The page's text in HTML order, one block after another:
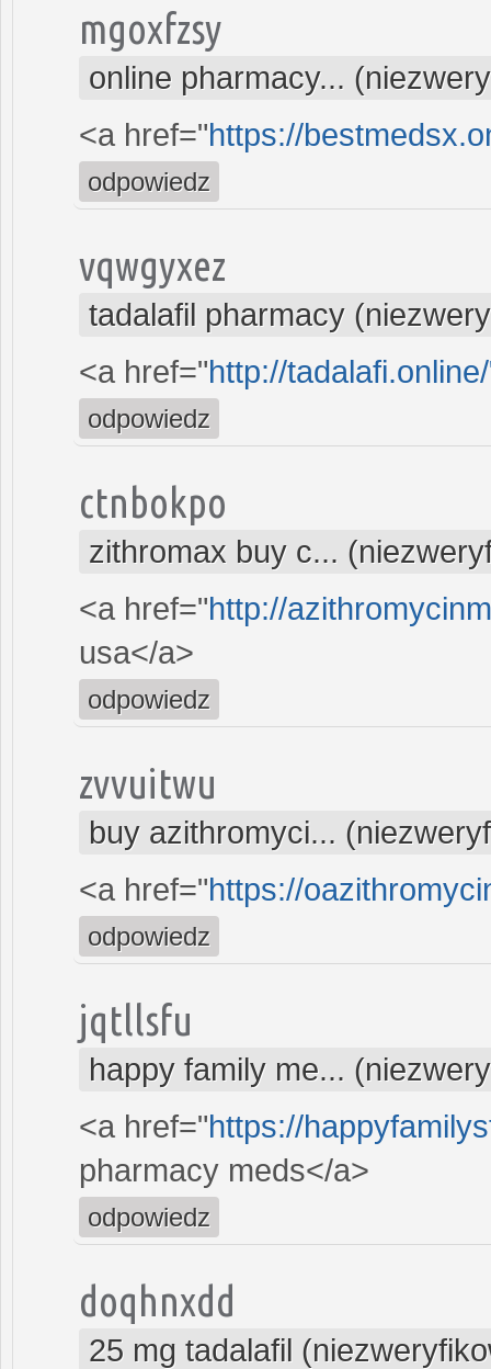
mgoxfzsy
online pharmacy...
<a href="https://
odpowiedz
vqwgyxez
tadalafil pharmacy
<a href="http://
odpowiedz
ctnbokpo
zithromax buy c...
<a href="http://
usa</a>
odpowiedz
zvvuitwu
buy azithromyci...
<a href="https://
odpowiedz
jqtllsfu
happy family me...
<a href="https://
pharmacy meds</a>
odpowiedz
doqhnxdd
25 mg tadalafil